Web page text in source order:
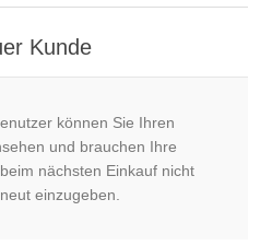
Kunde
können Sie Ihren
und brauchen Ihre
nächsten Einkauf nicht
einzugeben.